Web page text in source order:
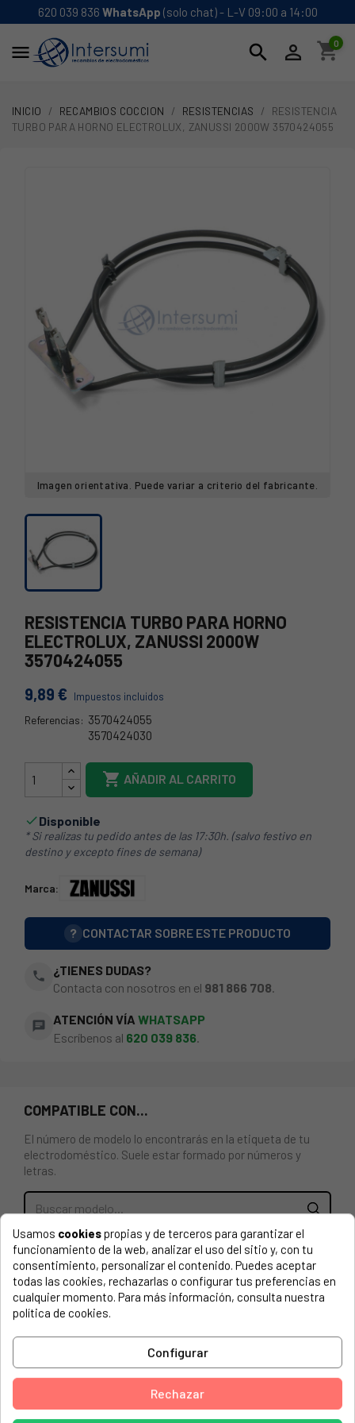
620 039 836 WhatsApp (solo chat) - L-V 09:00 a 14:00
 search  shopping_cart
0
INICIO RECAMBIOS COCCION RESISTENCIAS
RESISTENCIA
TURBO PARA HORNO ELECTROLUX, ZANUSSI 2000W 3570424055
Imagen orientativa. Puede variar a criterio del fabricante.
RESISTENCIA TURBO PARA HORNO
ELECTROLUX, ZANUSSI 2000W
3570424055
9,89 € Impuestos incluidos
Referencias: 3570424055
3570424030
 AÑADIR AL CARRITO
Disponible
* Si realizas tu pedido antes de las 17:30h. (salvo festivo en
destino y excepto fines de semana)
Marca:
? CONTACTAR SOBRE ESTE PRODUCTO
phone
¿TIENES DUDAS?
Contacta con nosotros en el 981 866 708.
chat ATENCIÓN VÍA WHATSAPP
Escríbenos al 620 039 836
COMPATIBLE CON...
El número de modelo lo encontrarás en la etiqueta de tu
electrodoméstico. Suele estar formado por números y
letras.
RESISTENCIA CIRCULAR PARA HORNO ELECTROLUX,
ZANUSSI 2000W, 230V.
QUELLE, 125.795-01 EH 50800, BRAUN
QUELLE, 471.612-01 EB 6080 E, ALU
AEG, 94971177400 B8909-4
AEG, 94971177401 B8909-4
AEG, 94971184700 COMPETENCE B 89090-4
Usamos cookiespropias y de terceros para garantizar el
funcionamiento de la web, analizar el uso del sitio y, con tu
consentimiento, personalizar el contenido. Puedes aceptar
todas las cookies, rechazarlas o configurar tus preferencias en
cualquier momento. Para más información, consulta nuestra
política de cookies.
Configurar
Rechazar